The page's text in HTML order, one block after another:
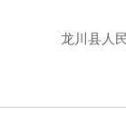
龙川县人